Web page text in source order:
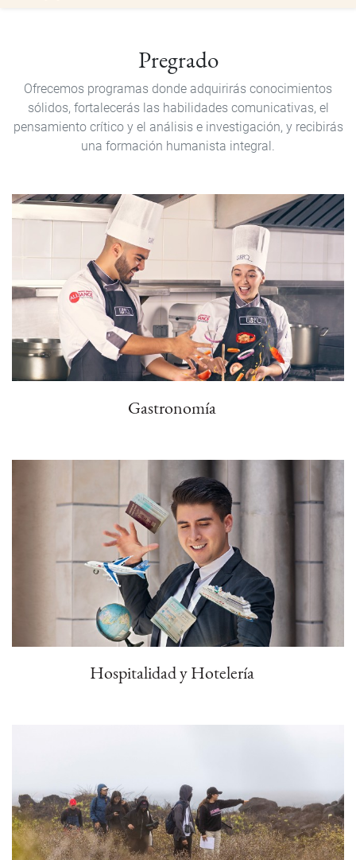
Pregrado
Ofrecemos programas donde adquirirás conocimientos
sólidos, fortalecerás las habilidades comunicativas, el
pensamiento crítico y el análisis e investigación, y recibirás
una formación humanista integral.
Gastronomía
Hospitalidad y Hotelería